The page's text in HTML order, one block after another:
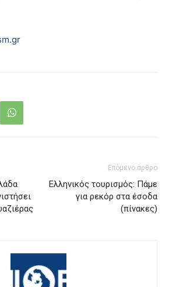
Επόμενο άρθρο
Ελληνικός τουρισμός: Πάμε
για ρεκόρ στα έσοδα
(πίνακες)